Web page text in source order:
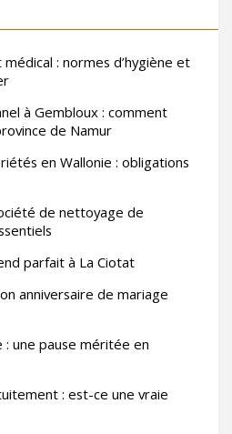
: normes d’hygiène et
à Gembloux : comment
de Namur
en Wallonie : obligations
de nettoyage de
parfait à La Ciotat
anniversaire de mariage
: une pause méritée en
: est-ce une vraie